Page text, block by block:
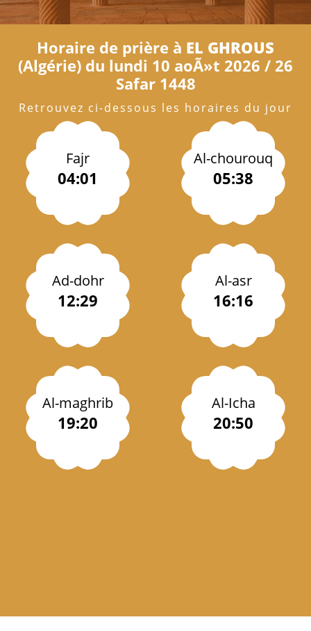
Horaire de prière à EL GHROUS
(Algérie) du lundi 10 aoÃ»t 2026 / 26
Safar 1448
Retrouvez ci-dessous les horaires du jour
Fajr
04:01
Al-chourouq
05:38
Ad-dohr
12:29
Al-asr
16:16
Al-maghrib
19:20
Al-Icha
20:50